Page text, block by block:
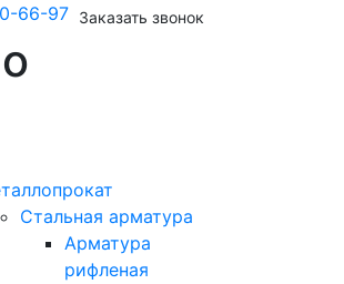
66-97 Заказать звонок
Стальная арматура
Арматура
рифленая